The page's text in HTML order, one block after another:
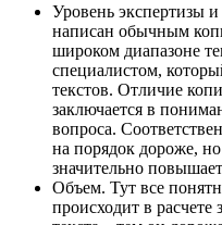
Уровень экспертизы
написан обычным
широком диапазоне
специалистом,
текстов. Отличие
заключается в
вопроса.
на порядок дороже, но
значительно
Объем. Тут все
происходит в